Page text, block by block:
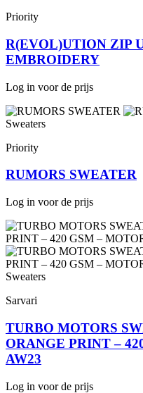
Priority
R(EVOL)UTION ZIP
EMBROIDERY
Log in voor de prijs
Sweaters
Priority
RUMORS SWEATER
Log in voor de prijs
Sweaters
Sarvari
TURBO MOTORS
ORANGE PRINT –
AW23
Log in voor de prijs